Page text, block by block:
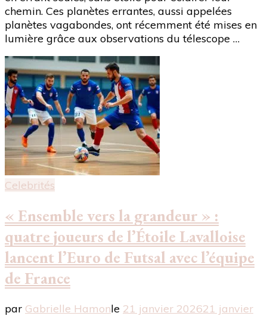
chemin. Ces planètes errantes, aussi appelées
planètes vagabondes, ont récemment été mises en
lumière grâce aux observations du télescope …
Celebrités
« Ensemble vers la grandeur » :
quatre joueurs de l’Étoile Lavalloise
lancent l’Euro de Futsal avec l’équipe
de France
par Gabrielle Hamonle 21 janvier 202621 janvier